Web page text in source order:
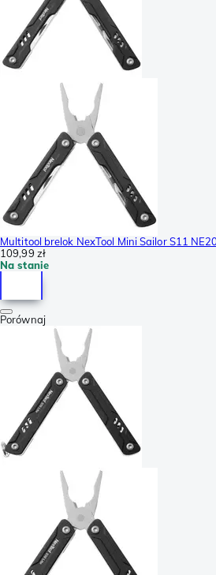
Multitool brelok NexTool Mini Sailor S11
109,99 zł
Na stanie
Porównaj